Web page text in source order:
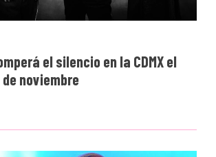
el silencio en la CDMX el
noviembre